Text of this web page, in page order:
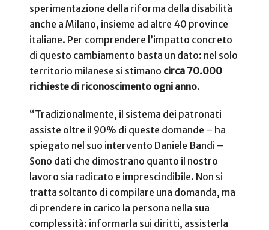
sperimentazione della riforma della disabilità
anche a Milano, insieme ad altre 40 province
italiane. Per comprendere l’impatto concreto
di questo cambiamento basta un dato: nel solo
territorio milanese si stimano circa 70.000
richieste di riconoscimento ogni anno.
“Tradizionalmente, il sistema dei patronati
assiste oltre il 90% di queste domande – ha
spiegato nel suo intervento Daniele Bandi –
Sono dati che dimostrano quanto il nostro
lavoro sia radicato e imprescindibile. Non si
tratta soltanto di compilare una domanda, ma
di prendere in carico la persona nella sua
complessità: informarla sui diritti, assisterla